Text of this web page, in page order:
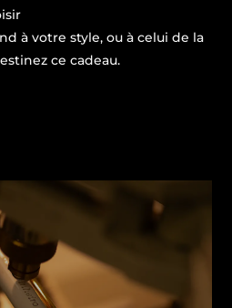
à votre style, ou à celui de la
ce cadeau.